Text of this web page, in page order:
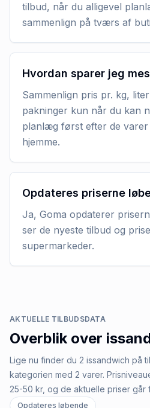
tilbud, når du alligevel
sammenlign på tværs af
Hvordan sparer jeg
Sammenlign pris pr. kg,
pakninger kun når du kan
planlæg først efter de
hjemme.
Opdateres priserne
Ja, Goma opdaterer
ser de nyeste tilbud og
supermarkeder.
AKTUELLE TILBUDSDATA
Overblik over
Lige nu finder du 2 issandwich på
kategorien med 2 varer.
25-50 kr, og de aktuelle priser går
Opdateres løbende